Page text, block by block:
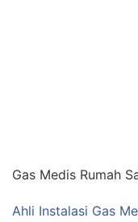
Gas Medis Rumah
Ahli Instalasi Gas